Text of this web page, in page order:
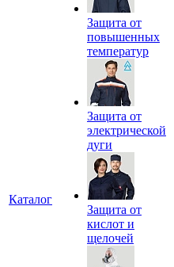
Каталог
Защита от
повышенных
температур
Защита от
электрической
дуги
Защита от
кислот и
щелочей